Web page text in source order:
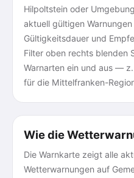
Hilpoltstein oder
aktuell gültigen
Gültigkeitsdauer und
Filter oben rechts blenden
Warnarten ein und aus —
für die Mittelfranken-
Wie die
Die Warnkarte zeigt alle
Wetterwarnungen auf